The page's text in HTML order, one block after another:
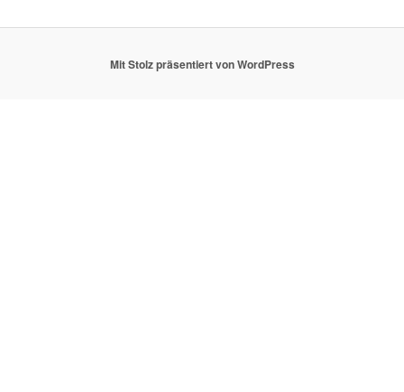
Mit Stolz präsentiert von WordPress